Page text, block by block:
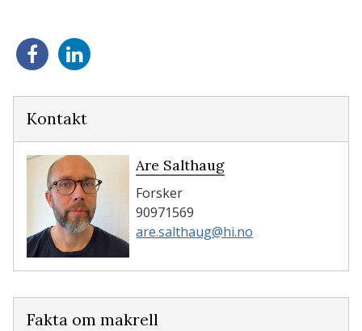
Del
på
Del
på
Kontakt
Are Salthaug
Forsker
90971569
are.salthaug@hi.no
Fakta om makrell